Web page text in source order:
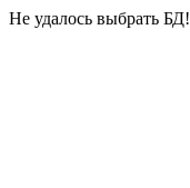
Не удалось выбрать БД!